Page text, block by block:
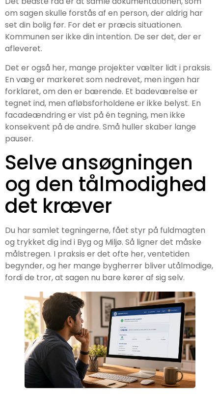
om sagen skulle forstås af en person, der aldrig har
set din bolig før. For det er præcis situationen.
Kommunen ser ikke din intention. De ser det, der er
afleveret.
Det er også her, mange projekter vælter lidt i praksis.
En væg er markeret som nedrevet, men ingen har
forklaret, om den er bærende. Et badeværelse er
tegnet ind, men afløbsforholdene er ikke belyst. En
facadeændring er vist på én tegning, men ikke
konsekvent på de andre. Små huller skaber lange
pauser.
Selve ansøgningen
og den tålmodighed
det kræver
Du har samlet tegningerne, fået styr på fuldmagten
og trykket dig ind i Byg og Miljø. Så ligner det måske
målstregen. I praksis er det ofte her, ventetiden
begynder, og her mange bygherrer bliver utålmodige,
fordi de tror, at sagen nu bare kører af sig selv.